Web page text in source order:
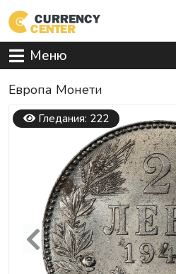
Меню
Европа Mонети
Гледания: 222
Previous